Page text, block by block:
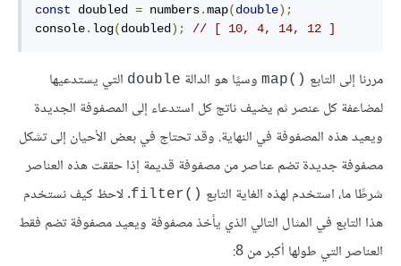
const doubled = numbers.map(double);
console. log(doubled); // [ 10, 4, 14, 12 ]
مررنا إلى التابع ()map وسيًا هو الدالة double التي يستدعيها
لمضاعفة كل عنصر ثم يضيف ناتج كل استدعاء إلى المصفوفة الجديدة
ويعيد هذه المصفوفة في النهاية. وقد تحتاج في بعض اﻷحيان إلى تشكل
مصفوفة جديدة تضم عناصر من مصفوفة قديمة إذا حققت هذه العناصر
شرطًا ما، استخدم لهذه الغاية التابع ()filter
. لاحظ كيف نستخدم
هذا التابع في المثال التالي الذي يأخذ مصفوفة ويعيد مصفوفة تضم فقط
العناصر التي طولها أكبر من 8: